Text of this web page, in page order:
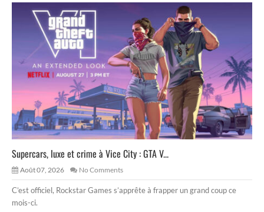
Supercars, luxe et crime à Vice City : GTA V...
Août 07, 2026 No Comments
C’est officiel, Rockstar Games s’apprête à frapper un grand coup ce
mois-ci.